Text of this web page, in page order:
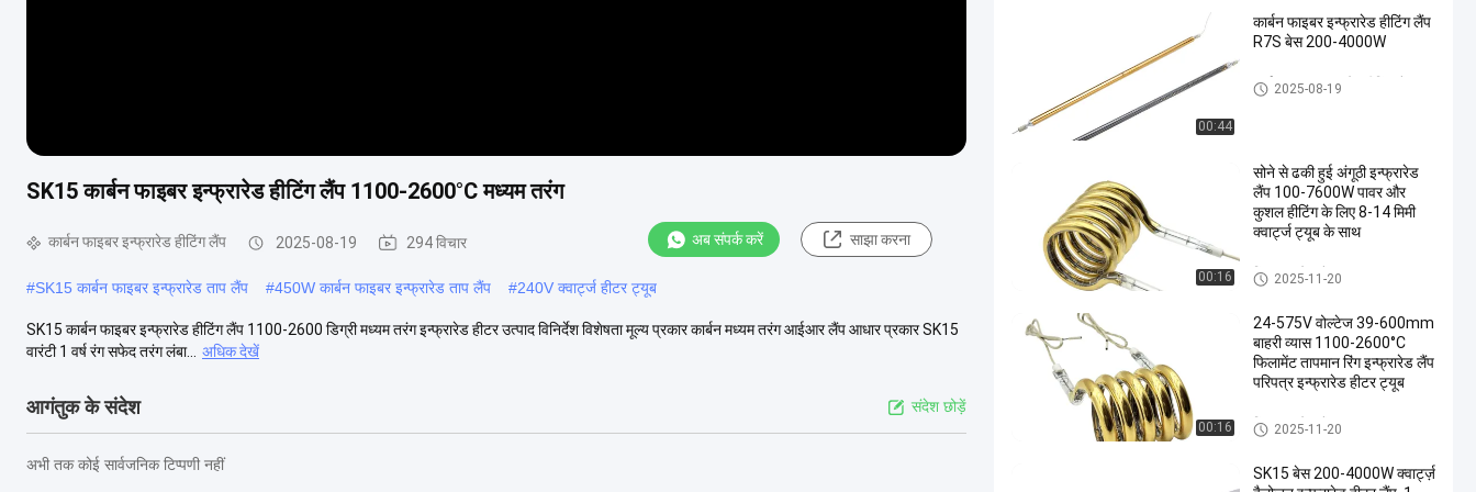
SK15 कार्बन फाइबर इन्फ्रारेड हीटिंग लैंप 1100-2600°C मध्यम तरंग
कार्बन फाइबर इन्फ्रारेड हीटिंग लैंप 2025-08-19 294 विचार अब संपर्क करें साझा करना
#SK15 कार्बन फाइबर इन्फ्रारेड ताप लैंप #450W कार्बन फाइबर इन्फ्रारेड ताप लैंप #240V क्वार्ट्ज हीटर ट्यूब
SK15 कार्बन फाइबर इन्फ्रारेड हीटिंग लैंप 1100-2600 डिग्री मध्यम तरंग इन्फ्रारेड हीटर उत्पाद विनिर्देश विशेषता मूल्य प्रकार कार्बन मध्यम तरंग आईआर लैंप आधार प्रकार SK15
वारंटी 1 वर्ष रंग सफेद तरंग लंबा...
अधिक देखें
आगंतुक के संदेश संदेश छोड़ें
अभी तक कोई सार्वजनिक टिप्पणी नहीं
00:44
कार्बन फाइबर इन्फ्रारेड हीटिंग लैंप
R7S बेस 200-4000W
कार्बन फाइबर इन्फ्रारेड हीटिंग लैंप
2025-08-19
00:16
सोने से ढकी हुई अंगूठी इन्फ्रारेड
लैंप 100-7600W पावर और
कुशल हीटिंग के लिए 8-14 मिमी
क्वार्ट्ज ट्यूब के साथ
रिंग इन्फ्रारेड लैंप
2025-11-20
00:16
24-575V वोल्टेज 39-600mm
बाहरी व्यास 1100-2600°C
फिलामेंट तापमान रिंग इन्फ्रारेड लैंप
परिपत्र इन्फ्रारेड हीटर ट्यूब
रिंग इन्फ्रारेड लैंप
2025-11-20
SK15 बेस 200-4000W क्वार्ट्ज़